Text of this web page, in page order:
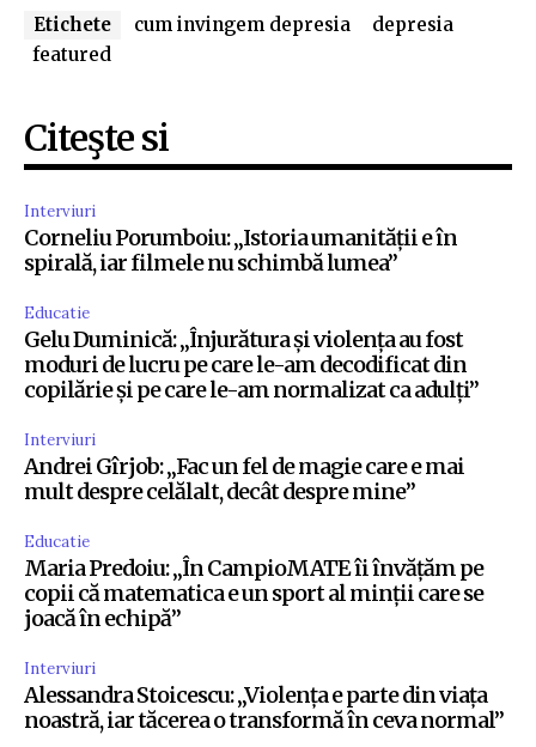
Etichete cum invingem depresia
depresia
featured
Citeşte si
Interviuri
Corneliu Porumboiu: „Istoria umanității e în
spirală, iar filmele nu schimbă lumea”
Educatie
Gelu Duminică: „Înjurătura și violența au fost
moduri de lucru pe care le-am decodificat din
copilărie și pe care le-am normalizat ca adulți”
Interviuri
Andrei Gîrjob: „Fac un fel de magie care e mai
mult despre celălalt, decât despre mine”
Educatie
Maria Predoiu: „În CampioMATE îi învățăm pe
copii că matematica e un sport al minții care se
joacă în echipă”
Interviuri
Alessandra Stoicescu: „Violența e parte din viața
noastră, iar tăcerea o transformă în ceva normal”